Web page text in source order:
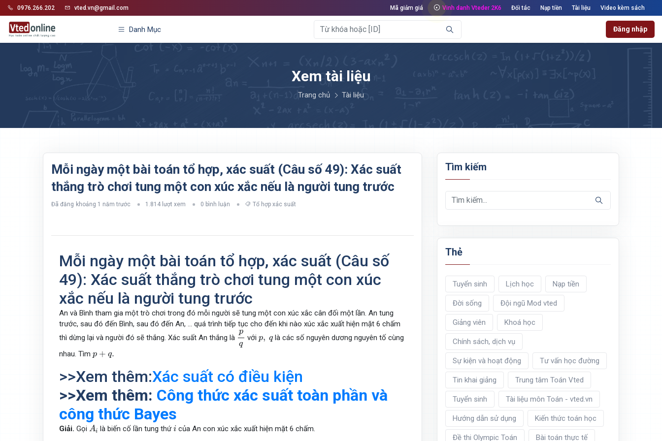
0976.266.202 vted.vn@gmail.com Mã giảm giá Vinh danh Vteder 2K6 Đối tác Nạp tiền Tài liệu Video kèm sách
Danh Mục Đăng nhập
Xem tài liệu
Trang chủ Tài liệu
Mỗi ngày một bài toán tổ hợp, xác suất (Câu số 49): Xác suất
thắng trò chơi tung một con xúc xắc nếu là người tung trước
Đã đăng khoảng 1 năm trước 1.814 lượt xem 0 bình luận Tổ hợp xác suất
Mỗi ngày một bài toán tổ hợp, xác suất (Câu số
49): Xác suất thắng trò chơi tung một con xúc
xắc nếu là người tung trước
An và Bình tham gia một trò chơi trong đó mỗi người sẽ tung một con xúc xắc cân đối một lần. An tung
trước, sau đó đến Bình, sau đó đến An, ... quá trình tiếp tục cho đến khi nào xúc xắc xuất hiện mặt 6 chấm
thì dừng lại và người đó sẽ thắng. Xác suất An thắng là
p
q
pq
với p, q
p qlà các số nguyên dương nguyên tố cùng
nhau. Tìm p + q.
p +q .
>>Xem thêm:Xác suất có điều kiện
>>Xem thêm: Công thức xác suất toàn phần và
công thức Bayes
Giải. Gọi Ai
A là biến cố lần tung thứi
icủa An con xúc xắc xuất hiện mặt 6 chấm.
Tìm kiếm
Thẻ
Tuyển sinh Lịch học Nạp tiền
Đời sống Đội ngũ Mod vted
Giảng viên Khoá học
Chính sách, dịch vụ
Sự kiện và hoạt động Tư vấn học đường
Tin khai giảng Trung tâm Toán Vted
Tuyển sinh Tài liệu môn Toán - vted.vn
Hướng dẫn sử dụng Kiến thức toán học
Đề thi Olympic Toán Bài toán thực tế